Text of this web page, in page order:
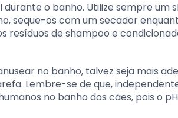
o banho. Utilize sempre um
seque-os com um secador
resíduos de shampoo e
no banho, talvez seja mais
Lembre-se de que,
no banho dos cães, pois o